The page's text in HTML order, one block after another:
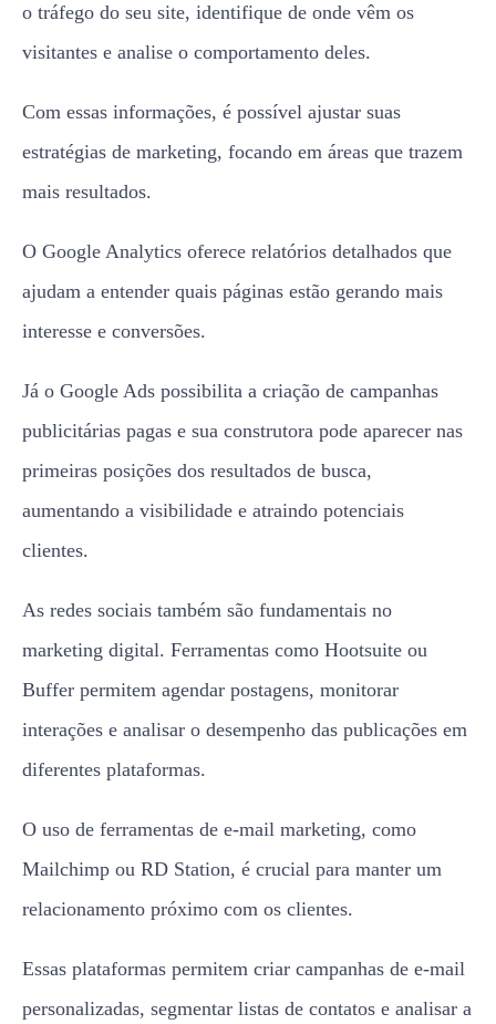
o tráfego do seu site, identifique de onde vêm os
visitantes e analise o comportamento deles.
Com essas informações, é possível ajustar suas
estratégias de marketing, focando em áreas que trazem
mais resultados.
O Google Analytics oferece relatórios detalhados que
ajudam a entender quais páginas estão gerando mais
interesse e conversões.
Já o Google Ads possibilita a criação de campanhas
publicitárias pagas e sua construtora pode aparecer nas
primeiras posições dos resultados de busca,
aumentando a visibilidade e atraindo potenciais
clientes.
As redes sociais também são fundamentais no
marketing digital. Ferramentas como Hootsuite ou
Buffer permitem agendar postagens, monitorar
interações e analisar o desempenho das publicações em
diferentes plataformas.
O uso de ferramentas de e-mail marketing, como
Mailchimp ou RD Station, é crucial para manter um
relacionamento próximo com os clientes.
Essas plataformas permitem criar campanhas de e-mail
personalizadas, segmentar listas de contatos e analisar a